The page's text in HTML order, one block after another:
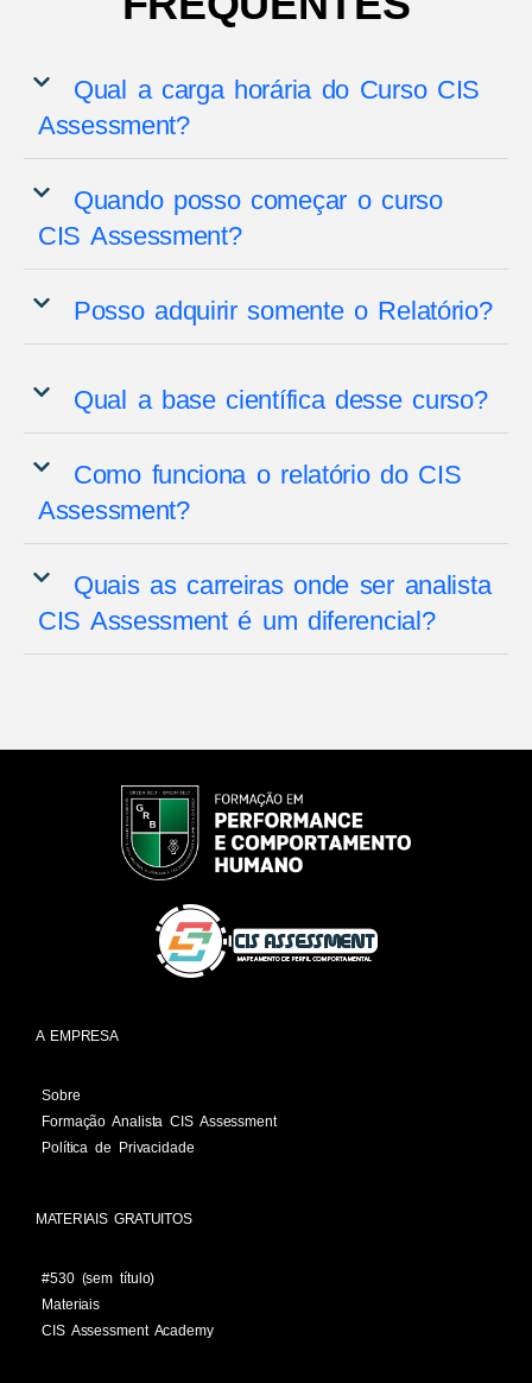
Qual a carga horária do Curso CIS
Assessment?
Quando posso começar o curso
CIS Assessment?
Posso adquirir somente o Relatório?
Qual a base científica desse curso?
Como funciona o relatório do CIS
Assessment?
Quais as carreiras onde ser analista
CIS Assessment é um diferencial?
A EMPRESA
Sobre
Formação Analista CIS Assessment
Política de Privacidade
MATERIAIS GRATUITOS
#530 (sem título)
Materiais
CIS Assessment Academy